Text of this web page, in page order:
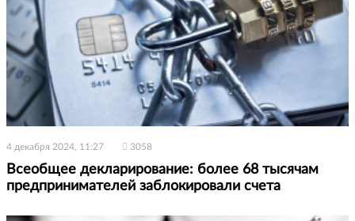
4 декабря 2024, 11:27 3058
Всеобщее декларирование: более 68 тысячам
предпринимателей заблокировали счета